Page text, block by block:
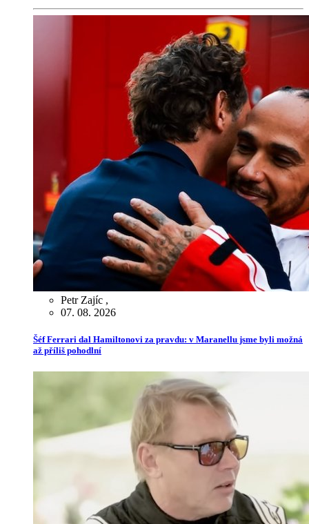
Petr Zajíc ,
07. 08. 2026
Šéf Ferrari dal Hamiltonovi za pravdu: v Maranellu jsme byli možná
až příliš pohodlní